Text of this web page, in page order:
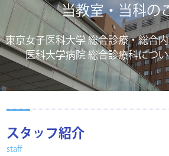
当教室・当科の
東京女子医科大学 総合診療・総合
医科大学病院 総合診療科につ
スタッフ紹介
staff